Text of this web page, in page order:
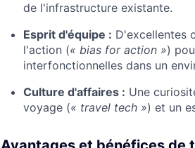
de l'infrastructure existante.
Esprit d'équipe : D'excellentes
l'action (« bias for action »)
interfonctionnelles dans un
Culture d'affaires : Une
voyage (« travel tech ») et un